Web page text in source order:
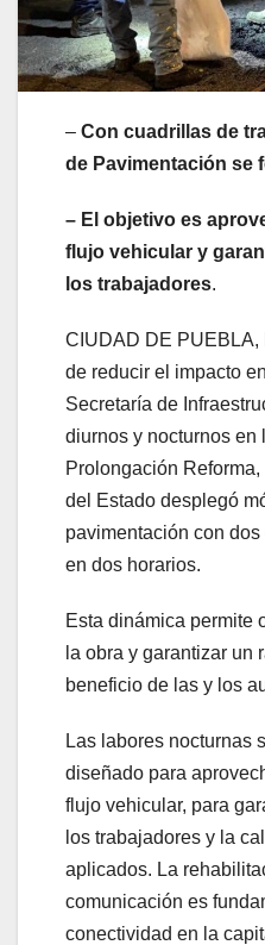
– Con cuadrillas de
de Pavimentación se
– El objetivo es
flujo vehicular y
los trabajadores.
CIUDAD DE PUEBLA,
de reducir el impacto
Secretaría de
diurnos y nocturnos en
Prolongación
del Estado desplegó
pavimentación con
en dos horarios.
Esta dinámica permite
la obra y garantizar un
beneficio de las y los
Las labores nocturnas
diseñado para
flujo vehicular, para
los trabajadores y la
aplicados. La
comunicación es
conectividad en la